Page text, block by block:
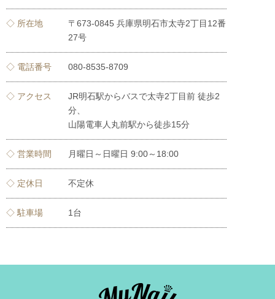
◇ 所在地
〒673-0845 兵庫県明石市太寺2丁目12番
27号
◇ 電話番号 080-8535-8709
◇ アクセス
JR明石駅からバスで太寺2丁目前 徒歩2
分、
山陽電車人丸前駅から徒歩15分
◇ 営業時間 月曜日～日曜日 9:00～18:00
◇ 定休日 不定休
◇ 駐車場 1台